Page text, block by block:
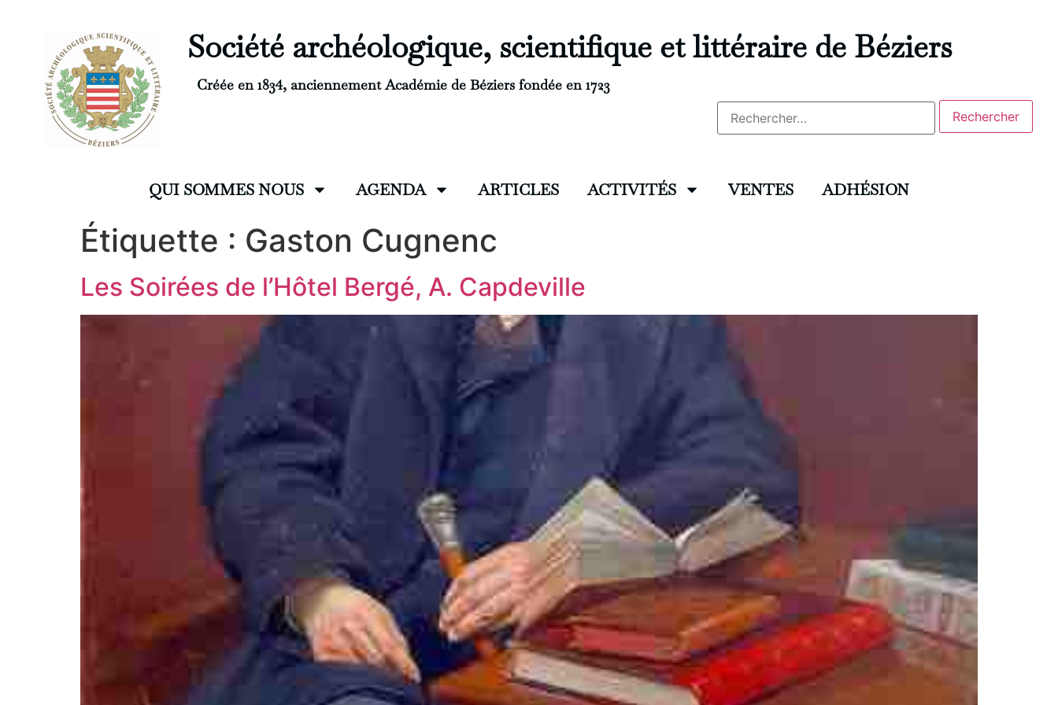
Société archéologique, scientifique et littéraire de Béziers
Créée en 1834, anciennement Académie de Béziers fondée en 1723
QUI SOMMES NOUS AGENDA ARTICLES ACTIVITÉS VENTES ADHÉSION
Étiquette : Gaston Cugnenc
Les Soirées de l’Hôtel Bergé, A. Capdeville